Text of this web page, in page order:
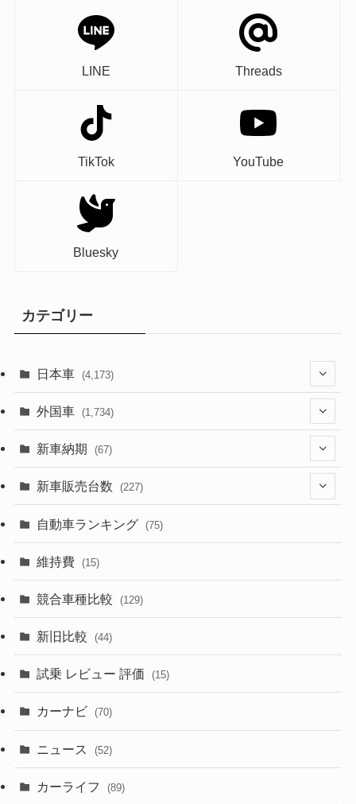
LINE Threads
TikTok YouTube
Bluesky
カテゴリー
日本車 (4,173)
(1,321)
(329)
(526)
(357)
(328)
(253)
外国車 (1,734)
(242)
(85)
(84)
(50)
(43)
(6)
(58)
(28)
(27)
新車納期 (67)
(28)
(8)
(3)
(3)
新車販売台数 (227)
(21)
(5)
(7)
自動車ランキング (75)
維持費 (15)
競合車種比較 (129)
新旧比較 (44)
試乗 レビュー 評価 (15)
カーナビ (70)
ニュース (52)
カーライフ (89)